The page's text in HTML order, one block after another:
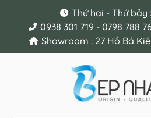
Thứ hai - Thứ bảy
0938 301 719 - 0798 788
Showroom : 27 Hồ Bá